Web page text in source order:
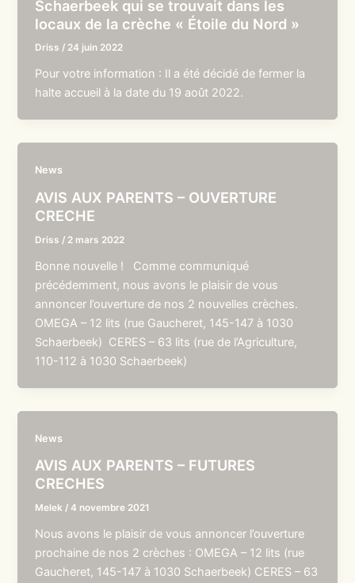
Schaerbeek qui se trouvait dans les
locaux de la crèche « Étoile du Nord »
Driss / 24 juin 2022
Pour votre information : Il a été décidé de fermer la
halte accueil à la date du 19 août 2022.
News
AVIS AUX PARENTS – OUVERTURE
CRECHE
Driss / 2 mars 2022
Bonne nouvelle ! Comme communiqué
précédemment, nous avons le plaisir de vous
annoncer l’ouverture de nos 2 nouvelles crèches.
OMEGA – 12 lits (rue Gaucheret, 145-147 à 1030
Schaerbeek) CERES – 63 lits (rue de l’Agriculture,
110-112 à 1030 Schaerbeek)
News
AVIS AUX PARENTS – FUTURES
CRECHES
Melek /4 novembre 2021
Nous avons le plaisir de vous annoncer l’ouverture
prochaine de nos 2 crèches : OMEGA – 12 lits (rue
Gaucheret, 145-147 à 1030 Schaerbeek) CERES – 63